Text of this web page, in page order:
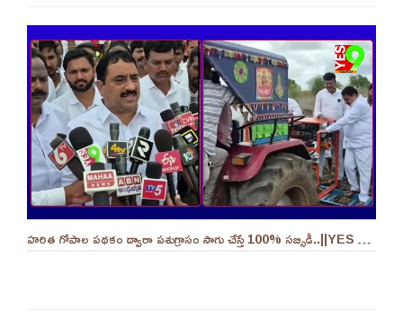
హరిత గోపాల పథకం ద్వారా పశుగ్రాసం సాగు చేస్తే 100% సబ్సిడీ..||YES 9TV